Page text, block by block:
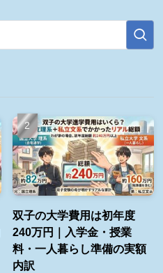
双子の大学費用は初年度
240万円｜入学金・授業
料・一人暮らし準備の実額
内訳